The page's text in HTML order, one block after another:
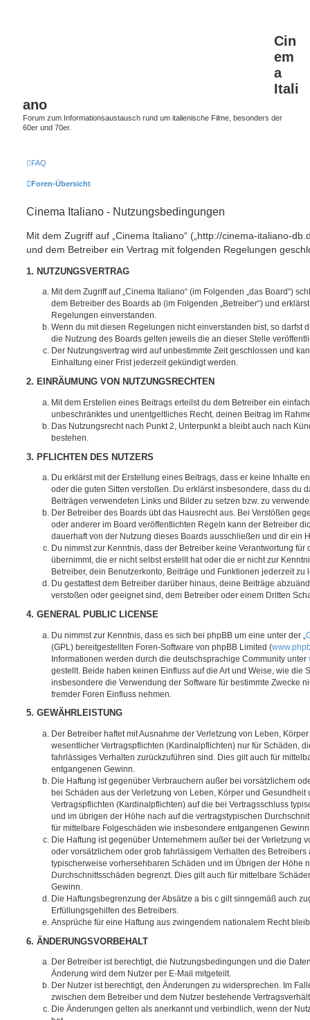
Cin
em
a
Itali
ano
Forum zum Informationsaustausch rund um italienische Filme, besonders der
60er und 70er.
FAQ
Foren-Übersicht
Cinema Italiano - Nutzungsbedingungen
Mit dem Zugriff auf „Cinema Italiano“ („http://cinema-italiano-
und dem Betreiber ein Vertrag mit folgenden Regelungen
1. NUTZUNGSVERTRAG
Mit dem Zugriff auf „Cinema Italiano“ (im Folgenden „das Board“)
dem Betreiber des Boards ab (im Folgenden „Betreiber“) und
Regelungen einverstanden.
Wenn du mit diesen Regelungen nicht einverstanden bist, so darfst
die Nutzung des Boards gelten jeweils die an dieser Stelle
Der Nutzungsvertrag wird auf unbestimmte Zeit geschlossen und
Einhaltung einer Frist jederzeit gekündigt werden.
2. EINRÄUMUNG VON NUTZUNGSRECHTEN
Mit dem Erstellen eines Beitrags erteilst du dem Betreiber ein
unbeschränktes und unentgeltliches Recht, deinen Beitrag im
Das Nutzungsrecht nach Punkt 2, Unterpunkt a bleibt auch nach
bestehen.
3. PFLICHTEN DES NUTZERS
Du erklärst mit der Erstellung eines Beitrags, dass er keine Inhalte
oder die guten Sitten verstoßen. Du erklärst insbesondere, dass du
Beiträgen verwendeten Links und Bilder zu setzen bzw. zu
Der Betreiber des Boards übt das Hausrecht aus. Bei Verstößen
oder anderer im Board veröffentlichten Regeln kann der Betreiber
dauerhaft von der Nutzung dieses Boards ausschließen und dir ein
Du nimmst zur Kenntnis, dass der Betreiber keine Verantwortung für
übernimmt, die er nicht selbst erstellt hat oder die er nicht zur
Betreiber, dein Benutzerkonto, Beiträge und Funktionen jederzeit zu
Du gestattest dem Betreiber darüber hinaus, deine Beiträge
verstoßen oder geeignet sind, dem Betreiber oder einem Dritten
4. GENERAL PUBLIC LICENSE
Du nimmst zur Kenntnis, dass es sich bei phpBB um eine unter der „
(GPL) bereitgestellten Foren-Software von phpBB Limited (
Informationen werden durch die deutschsprachige Community unter
gestellt. Beide haben keinen Einfluss auf die Art und Weise, wie die
insbesondere die Verwendung der Software für bestimmte Zwecke
fremder Foren Einfluss nehmen.
5. GEWÄHRLEISTUNG
Der Betreiber haftet mit Ausnahme der Verletzung von Leben,
wesentlicher Vertragspflichten (Kardinalpflichten) nur für Schäden,
fahrlässiges Verhalten zurückzuführen sind. Dies gilt auch für
entgangenen Gewinn.
Die Haftung ist gegenüber Verbrauchern außer bei vorsätzlichem
bei Schäden aus der Verletzung von Leben, Körper und
Vertragspflichten (Kardinalpflichten) auf die bei Vertragsschluss
und im übrigen der Höhe nach auf die vertragstypischen
für mittelbare Folgeschäden wie insbesondere entgangenen
Die Haftung ist gegenüber Unternehmern außer bei der Verletzung
oder vorsätzlichem oder grob fahrlässigem Verhalten des Betreibers
typischerweise vorhersehbaren Schäden und im Übrigen der Höhe
Durchschnittsschäden begrenzt. Dies gilt auch für mittelbare
Gewinn.
Die Haftungsbegrenzung der Absätze a bis c gilt sinngemäß auch
Erfüllungsgehilfen des Betreibers.
Ansprüche für eine Haftung aus zwingendem nationalem Recht
6. ÄNDERUNGSVORBEHALT
Der Betreiber ist berechtigt, die Nutzungsbedingungen und die
Änderung wird dem Nutzer per E-Mail mitgeteilt.
Der Nutzer ist berechtigt, den Änderungen zu widersprechen. Im
zwischen dem Betreiber und dem Nutzer bestehende
Die Änderungen gelten als anerkannt und verbindlich, wenn der